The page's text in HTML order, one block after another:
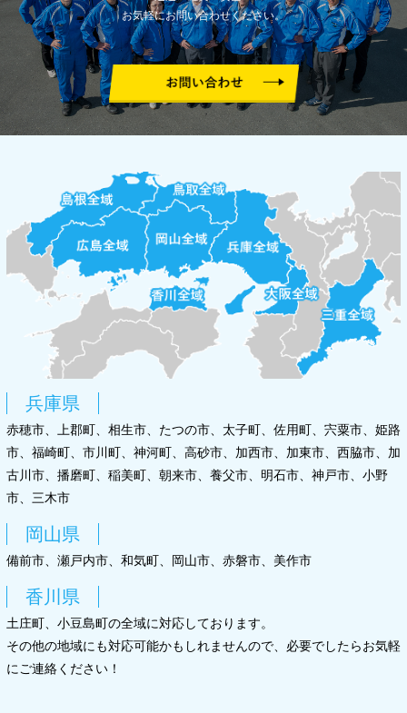
お気軽にお問い合わせください。
兵庫県
赤穂市、上郡町、相生市、たつの市、太子町、佐用町、宍粟市、姫路
市、福崎町、市川町、神河町、高砂市、加西市、加東市、西脇市、加
古川市、播磨町、稲美町、朝来市、養父市、明石市、神戸市、小野
市、三木市
岡山県
備前市、瀬戸内市、和気町、岡山市、赤磐市、美作市
香川県
土庄町、小豆島町の全域に対応しております。
その他の地域にも対応可能かもしれませんので、必要でしたらお気軽
にご連絡ください！